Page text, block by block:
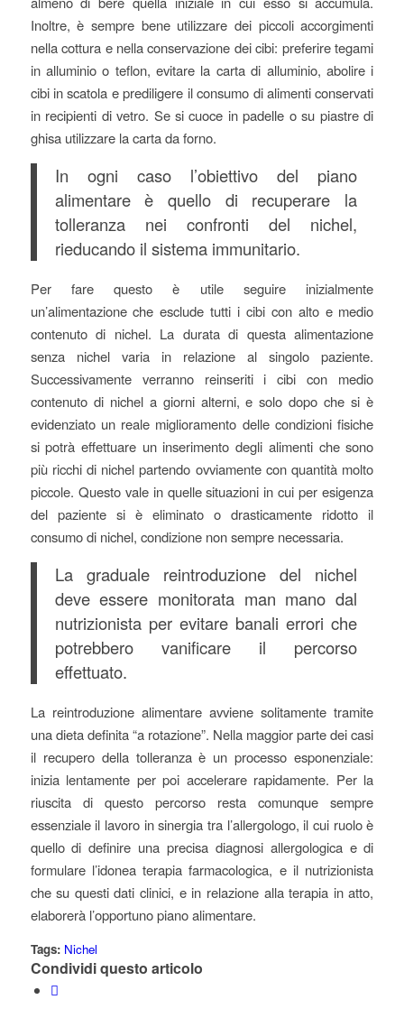
Inoltre, è sempre bene utilizzare dei piccoli accorgimenti
nella cottura e nella conservazione dei cibi: preferire tegami
in alluminio o teflon, evitare la carta di alluminio, abolire i
cibi in scatola e prediligere il consumo di alimenti conservati
in recipienti di vetro. Se si cuoce in padelle o su piastre di
ghisa utilizzare la carta da forno.
In ogni caso l’obiettivo del piano
alimentare è quello di recuperare la
tolleranza nei confronti del nichel,
rieducando il sistema immunitario.
Per fare questo è utile seguire inizialmente
un’alimentazione che esclude tutti i cibi con alto e medio
contenuto di nichel. La durata di questa alimentazione
senza nichel varia in relazione al singolo paziente.
Successivamente verranno reinseriti i cibi con medio
contenuto di nichel a giorni alterni, e solo dopo che si è
evidenziato un reale miglioramento delle condizioni fisiche
si potrà effettuare un inserimento degli alimenti che sono
più ricchi di nichel partendo ovviamente con quantità molto
piccole. Questo vale in quelle situazioni in cui per esigenza
del paziente si è eliminato o drasticamente ridotto il
consumo di nichel, condizione non sempre necessaria.
La graduale reintroduzione del nichel
deve essere monitorata man mano dal
nutrizionista per evitare banali errori che
potrebbero vanificare il percorso
effettuato.
La reintroduzione alimentare avviene solitamente tramite
una dieta definita “a rotazione”. Nella maggior parte dei casi
il recupero della tolleranza è un processo esponenziale:
inizia lentamente per poi accelerare rapidamente. Per la
riuscita di questo percorso resta comunque sempre
essenziale il lavoro in sinergia tra l’allergologo, il cui ruolo è
quello di definire una precisa diagnosi allergologica e di
formulare l’idonea terapia farmacologica, e il nutrizionista
che su questi dati clinici, e in relazione alla terapia in atto,
elaborerà l’opportuno piano alimentare.
Tags: Nichel
Condividi questo articolo